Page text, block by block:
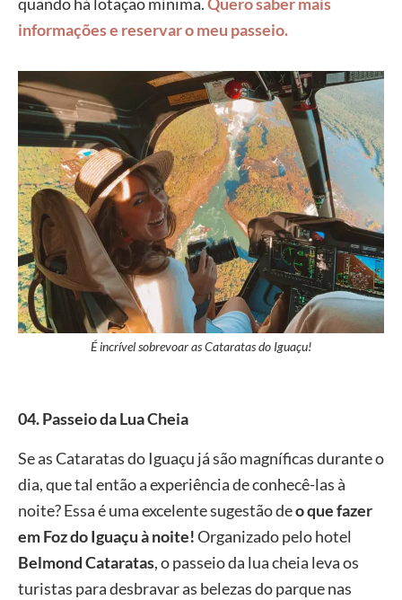
informações e reservar o meu passeio.
É incrível sobrevoar as Cataratas do Iguaçu!
04. Passeio da Lua Cheia
Se as Cataratas do Iguaçu já são magníficas durante o
dia, que tal então a experiência de conhecê-las à
noite? Essa é uma excelente sugestão deo que fazer
em Foz do Iguaçu à noite!Organizado pelo hotel
Belmond Cataratas, o passeio da lua cheia leva os
turistas para desbravar as belezas do parque nas